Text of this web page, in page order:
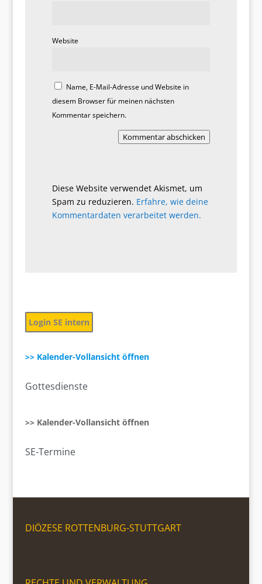
Website
Name, E-Mail-Adresse und Website in
diesem Browser für meinen nächsten
Kommentar speichern.
Kommentar abschicken
Diese Website verwendet Akismet, um
Spam zu reduzieren. Erfahre, wie deine
Kommentardaten verarbeitet werden.
Login SE intern
>> Kalender-Vollansicht öffnen
Gottesdienste
>> Kalender-Vollansicht öffnen
SE-Termine
DIÖZESE ROTTENBURG-STUTTGART